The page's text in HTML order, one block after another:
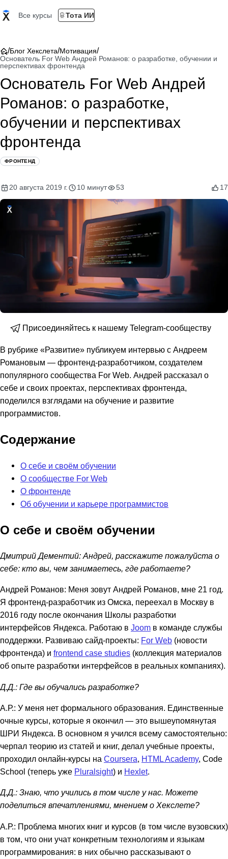
Все курсы Тота ИИ
/Блог Хекслета/Мотивация/
Основатель For Web Андрей Романов: о разработке, обучении и
перспективах фронтенда
Основатель For Web Андрей
Романов: о разработке,
обучении и перспективах
фронтенда
ФРОНТЕНД
20 августа 2019 г. 10 минут 53 17
Присоединяйтесь к нашему Telegram-сообществу
В рубрике «Развитие» публикуем интервью с Андреем
Романовым — фронтенд-разработчиком, создателем
популярного сообщества For Web. Андрей рассказал о
себе и своих проектах, перспективах фронтенда,
поделился взглядами на обучение и развитие
программистов.
Содержание
О себе и своём обучении
О сообществе For Web
О фронтенде
Об обучении и карьере программистов
О себе и своём обучении
Дмитрий Дементий: Андрей, расскажите пожалуйста о
себе: кто вы, чем занимаетесь, где работаете?
Андрей Романов: Меня зовут Андрей Романов, мне 21 год.
Я фронтенд-разработчик из Омска, переехал в Москву в
2016 году после окончания Школы разработки
интерфейсов Яндекса. Работаю в Joom в команде службы
поддержки. Развиваю сайд-проекты: For Web (новости
фронтенда) и frontend case studies (коллекция материалов
об опыте разработки интерфейсов в реальных компаниях).
Д.Д.: Где вы обучались разработке?
А.Р.: У меня нет формального образования. Единственные
очные курсы, которые я окончил — это вышеупомянутая
ШРИ Яндекса. В основном я учился всему самостоятельно:
черпал теорию из статей и книг, делал учебные проекты,
проходил онлайн-курсы на Coursera, HTML Academy, Code
School (теперь уже Pluralsight) и Hexlet.
Д.Д.: Знаю, что учились в том числе у нас. Можете
поделиться впечатлениями, мнением о Хекслете?
А.Р.: Проблема многих книг и курсов (в том числе вузовских)
в том, что они учат конкретным технологиям и языкам
программирования: в них обычно рассказывают о